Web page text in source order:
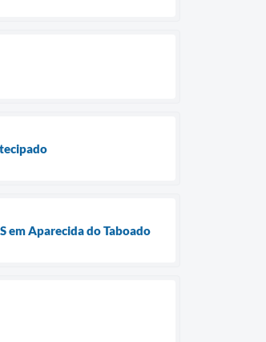
em Aparecida do Taboado